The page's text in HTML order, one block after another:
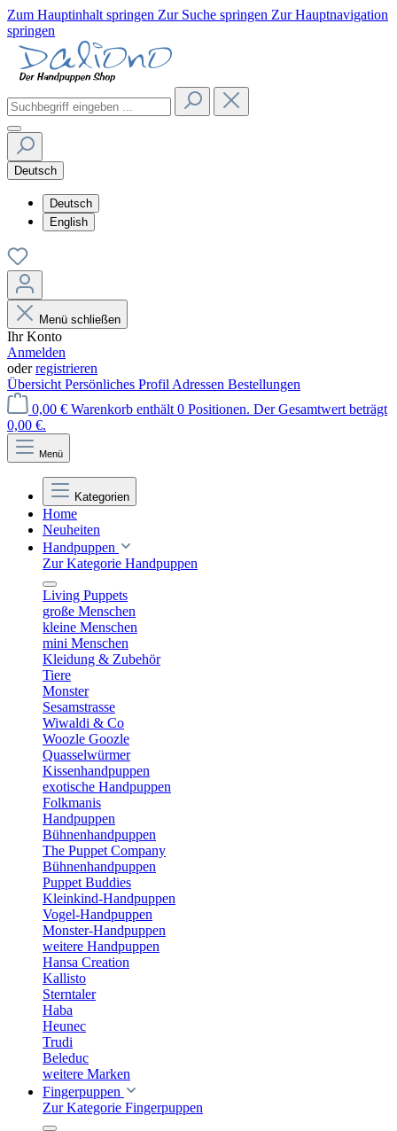
Zum Hauptinhalt springen Zur Suche springen Zur Hauptnavigation
springen
Deutsch
Deutsch
English
Menü schließen
Ihr Konto
Anmelden
oderregistrieren
Übersicht Persönliches Profil Adressen Bestellungen
0,00 € Warenkorb enthält 0 Positionen. Der Gesamtwert beträgt
0,00 €.
Menü
Kategorien
Home
Neuheiten
Handpuppen
Zur Kategorie Handpuppen
Living Puppets
große Menschen
kleine Menschen
mini Menschen
Kleidung & Zubehör
Tiere
Monster
Sesamstrasse
Wiwaldi & Co
Woozle Goozle
Quasselwürmer
Kissenhandpuppen
exotische Handpuppen
Folkmanis
Handpuppen
Bühnenhandpuppen
The Puppet Company
Bühnenhandpuppen
Puppet Buddies
Kleinkind-Handpuppen
Vogel-Handpuppen
Monster-Handpuppen
weitere Handpuppen
Hansa Creation
Kallisto
Sterntaler
Haba
Heunec
Trudi
Beleduc
weitere Marken
Fingerpuppen
Zur Kategorie Fingerpuppen